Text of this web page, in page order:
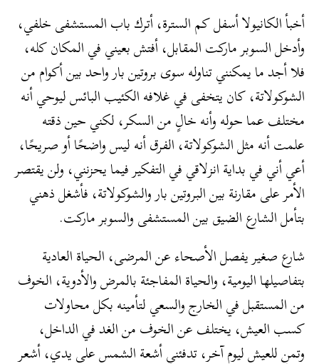
أخبأ الكانيولا أسفل كم السترة، أترك باب المستشفى خلفي،
وأدخل السوبر ماركت المقابل، أفتش بعيني في المكان كله،
فلا أجد ما يمكنني تناوله سوى بروتين بار واحد بين أكوام من
الشوكولاتة، كان يتخفى في غلافه الكئيب البائس ليوحي أنه
مختلف عما حوله وأنه خالٍ من السكر، لكني حين ذقته
علمت أنه مثل الشوكولاتة، الفرق أنه ليس واضحًا أو صريحًا،
أعي أني في بداية انزلاقي في التفكير فيما يحزنني، ولن يقتصر
الأمر على مقارنة بين البروتين بار والشوكولاتة، فأشغل ذهني
بتأمل الشارع الضيق بين المستشفى والسوبر ماركت.
شارع صغير يفصل الأصحاء عن المرضى، الحياة العادية
بتفاصيلها اليومية، والحياة المفاجئة بالمرض والأدوية، الخوف
من المستقبل في الخارج والسعي لتأمينه بكل محاولات
كسب العيش، يختلف عن الخوف من الغد في الداخل،
وتمنٍ للعيش ليوم آخر، تدفئني أشعة الشمس على يدي، أشعر